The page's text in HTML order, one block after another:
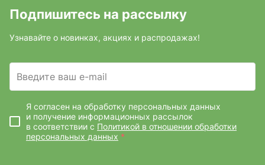
Подпишитесь на рассылку
Узнавайте о новинках, акциях и распродажах!
Введите ваш e-mail
Я согласен на обработку персональных данных
и получение информационных рассылок
в соответствии с Политикой в отношении обработки
персональных данных *